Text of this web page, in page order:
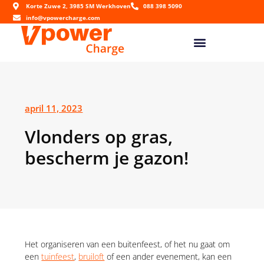
Korte Zuwe 2, 3985 SM Werkhoven
088 398 5090
info@vpowercharge.com
april 11, 2023
Vlonders op gras,
bescherm je gazon!
Het organiseren van een buitenfeest, of het nu gaat om
eentuinfeest, bruiloft of een ander evenement, kan een